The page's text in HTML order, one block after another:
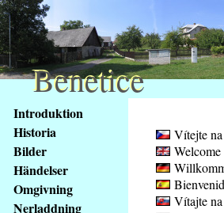
obsah
stránky
Klávesové
zkratky
tomto
Introduktion
Historia
Bilder
Händelser
Omgivning
Nerladdning
Vítejte
Vítajte
Benetice
Benetice